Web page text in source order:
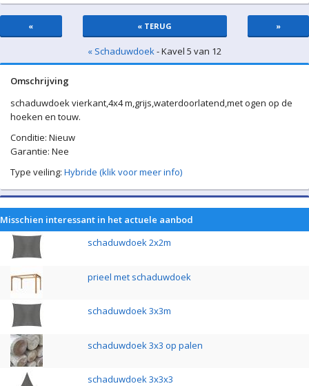
« « TERUG »
« Schaduwdoek- Kavel 5 van 12
Omschrijving
schaduwdoek vierkant,4x4 m,grijs,waterdoorlatend,met ogen op de
hoeken en touw.
Conditie: Nieuw
Garantie: Nee
Type veiling: Hybride (klik voor meer info)
Misschien interessant in het actuele aanbod
schaduwdoek 2x2m
prieel met schaduwdoek
schaduwdoek 3x3m
schaduwdoek 3x3 op palen
schaduwdoek 3x3x3